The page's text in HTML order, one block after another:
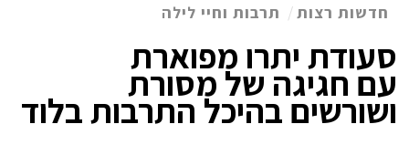
חדשות רצות/ תרבות וחיי לילה
סעודת יתרו מפוארת
עם חגיגה של מסורת
ושורשים בהיכל התרבות בלוד